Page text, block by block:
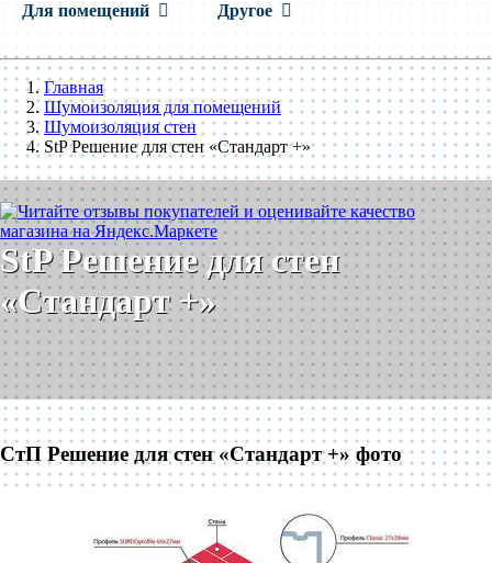
Для помещений Другое
Главная
Шумоизоляция для помещений
Шумоизоляция стен
StP Решение для стен «Стандарт +»
StP Решение для стен
«Стандарт +»
СтП Решение для стен «Стандарт +» фото